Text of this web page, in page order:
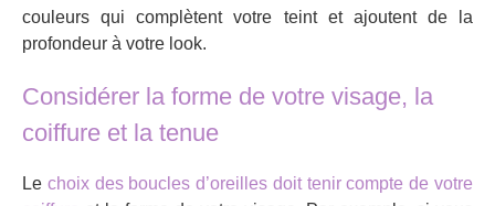
couleurs qui complètent votre teint et ajoutent de la
profondeur à votre look.
Considérer la forme de votre visage, la
coiffure et la tenue
Le choix des boucles d’oreilles doit tenir compte de votre